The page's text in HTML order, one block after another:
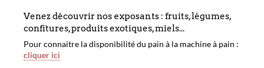
Venez découvrir nos exposants: fruits, légumes,
confitures, produits exotiques, miels...
Pour connaitre la disponibilité du pain à la machine à pain :
cliquer ici